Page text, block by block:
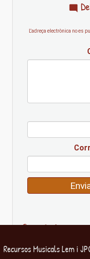
L'adreça electrònica no es
Comentaris
Recursos Musicals Lem i